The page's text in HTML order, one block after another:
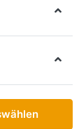
1:87-
12,50 €